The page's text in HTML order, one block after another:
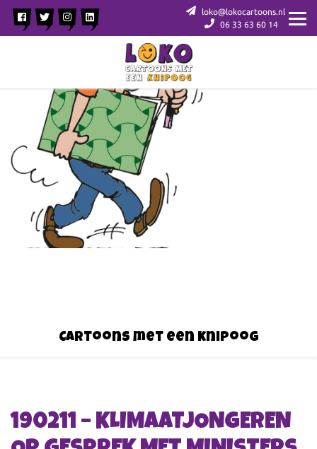
loko@lokocartoons.nl
06 33 63 60 14
Cartoons met een knipoog
190211 – KLIMAATJONGEREN